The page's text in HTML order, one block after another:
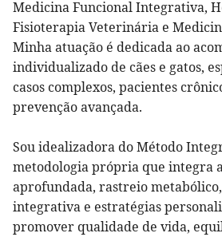
Medicina Funcional Integrativa,
Fisioterapia Veterinária e
Minha atuação é dedicada ao
individualizado de cães e gatos,
casos complexos, pacientes
prevenção avançada.
Sou idealizadora do Método
metodologia própria que integra
aprofundada, rastreio
integrativa e estratégias
promover qualidade de vida,